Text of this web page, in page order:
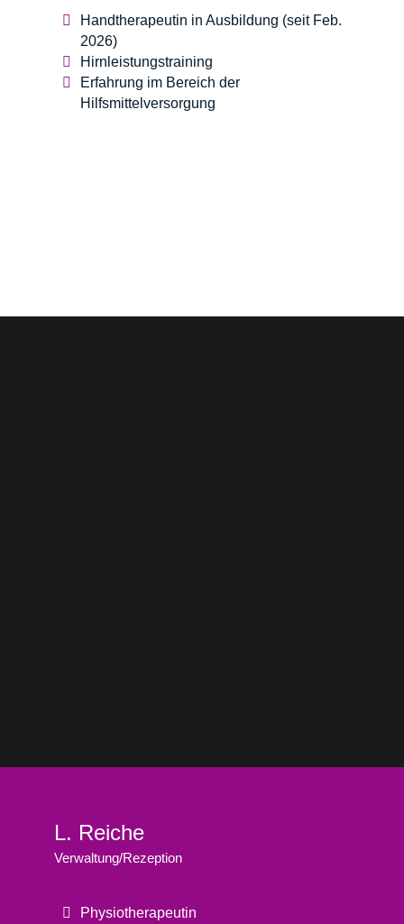
Handtherapeutin in Ausbildung (seit Feb.
2026)
Hirnleistungstraining
Erfahrung im Bereich der
Hilfsmittelversorgung
L. Reiche
Verwaltung/Rezeption
Physiotherapeutin